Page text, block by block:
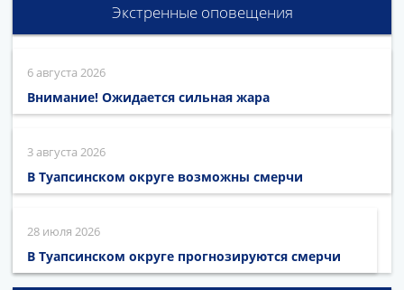
Экстренные оповещения
6 августа 2026
Внимание! Ожидается сильная жара
3 августа 2026
В Туапсинском округе возможны смерчи
28 июля 2026
В Туапсинском округе прогнозируются смерчи